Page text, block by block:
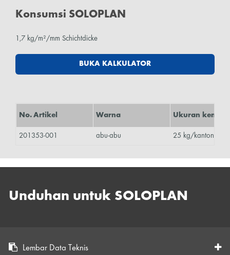
Konsumsi SOLOPLAN
1,7 kg/m²/mm Schichtdicke
BUKA KALKULATOR
No. Artikel Warna Ukuran
201353-001 abu-abu 25 kg/kantong
Unduhan untuk SOLOPLAN
Lembar Data Teknis